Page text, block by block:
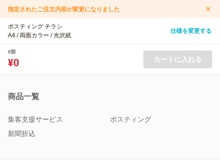
指定されたご注文内容が変更になりました
ポスティング チラシ
A4 / 両面カラー / 光沢紙
仕様を変更する
0部
¥0 カートに入れる
商品一覧
集客支援サービス
ポスティング
新聞折込